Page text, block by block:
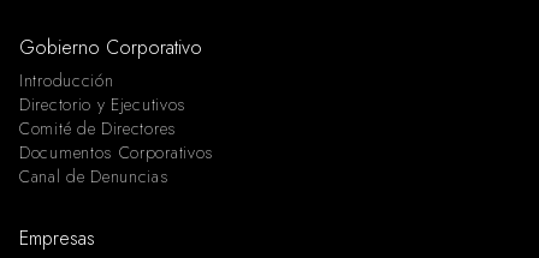
Gobierno Corporativo
Introducción
Directorio y Ejecutivos
Comité de Directores
Documentos Corporativos
Canal de Denuncias
Empresas